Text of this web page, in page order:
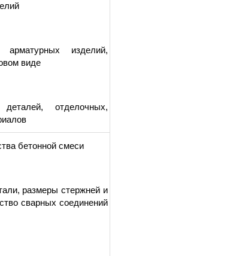
изделий,
виде
отделочных,
бетонной смеси
размеры стержней и
сварных соединений